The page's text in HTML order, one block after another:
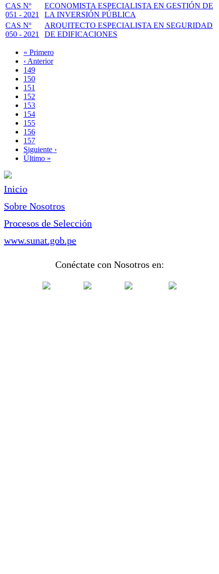
CAS Nº
051 - 2021
ECONOMISTA ESPECIALISTA EN GESTIÓN DE
LA INVERSIÓN PÚBLICA
CAS Nº
050 - 2021
ARQUITECTO ESPECIALISTA EN SEGURIDAD
DE EDIFICACIONES
Paginación
Primera
página
« Primero
Página
anterior
‹ Anterior
Page
149
Page
150
Page
151
Page
152
Página
actual
153
Page
154
Page
155
Page
156
Page
157
Siguiente
página
Siguiente ›
Última
Último »
Inicio
Sobre Nosotros
Procesos de Selección
www.sunat.gob.pe
Conéctate con Nosotros en: